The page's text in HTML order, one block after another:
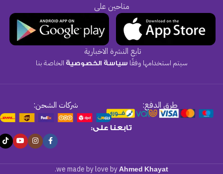
متاحين على
تابع النشرة الاخبارية
سيتم استخدامها وفقًا سياسة الخصوصية الخاصة بنا
طرق الدفع: شركات الشحن:
تابعنا على:
we made by love by Ahmed Khayat
.